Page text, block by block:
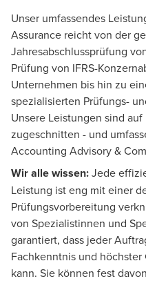
Unser umfassendes
Assurance reicht von der
Jahresabschlussprüfung
Prüfung von IFRS-
Unternehmen bis hin zu
spezialisierten Prüfungs-
Unsere Leistungen sind
zugeschnitten - und
Accounting Advisory&
Wir alle wissen:Jede
Leistung ist eng mit einer
Prüfungsvorbereitung
von Spezialistinnen und
garantiert, dass jeder
Fachkenntnis und
kann. Sie können fest